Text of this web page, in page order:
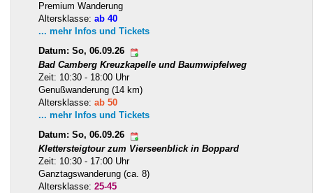
Premium Wanderung
Altersklasse: ab 40
... mehr Infos und Tickets
Datum: So, 06.09.26
Bad Camberg Kreuzkapelle und Baumwipfelweg
Zeit: 10:30 - 18:00 Uhr
Genußwanderung (14 km)
Altersklasse: ab 50
... mehr Infos und Tickets
Datum: So, 06.09.26
Klettersteigtour zum Vierseenblick in Boppard
Zeit: 10:30 - 17:00 Uhr
Ganztagswanderung (ca. 8)
Altersklasse: 25-45